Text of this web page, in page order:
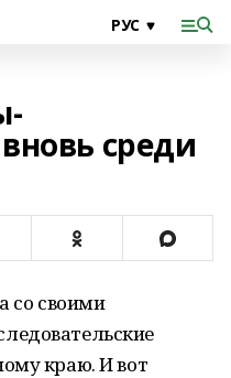
среди
со своими
краю. И вот